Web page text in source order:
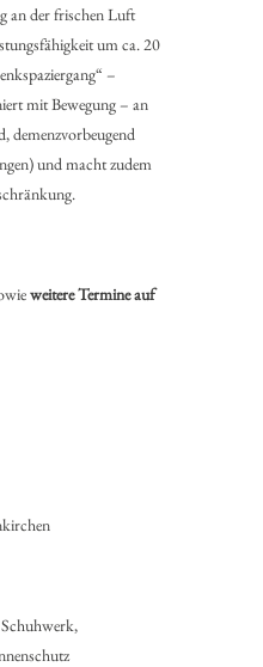
an der frischen Luft
um ca. 20
–
mit Bewegung – an
demenzvorbeugend
und macht zudem
weitere Termine auf